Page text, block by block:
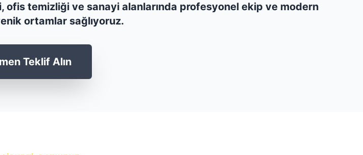
ofis temizliği ve sanayi alanlarında profesyonel ekip ve modern
ortamlar sağlıyoruz.
Teklif Alın